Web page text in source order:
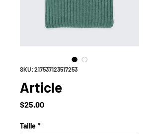
SKU: 217537123517253
Article
$25.00Price
Taille *